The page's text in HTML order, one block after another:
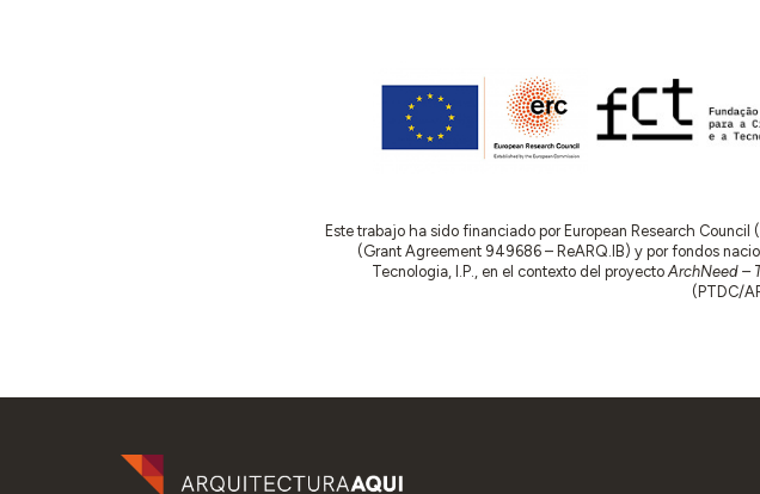
Este trabajo ha sido financiado por European Research
(Grant Agreement 949686 – ReARQ.IB) y por fondos
Tecnologia, I.P., en el contexto del proyectoArchNeed –
(PTDC/